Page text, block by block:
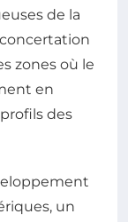
de la
zones où le
en
des
un